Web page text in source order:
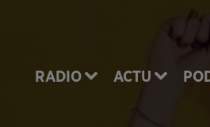
RADIO ACTU